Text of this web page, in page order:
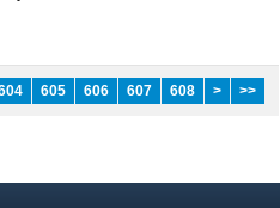
605 606 607 608 > >>